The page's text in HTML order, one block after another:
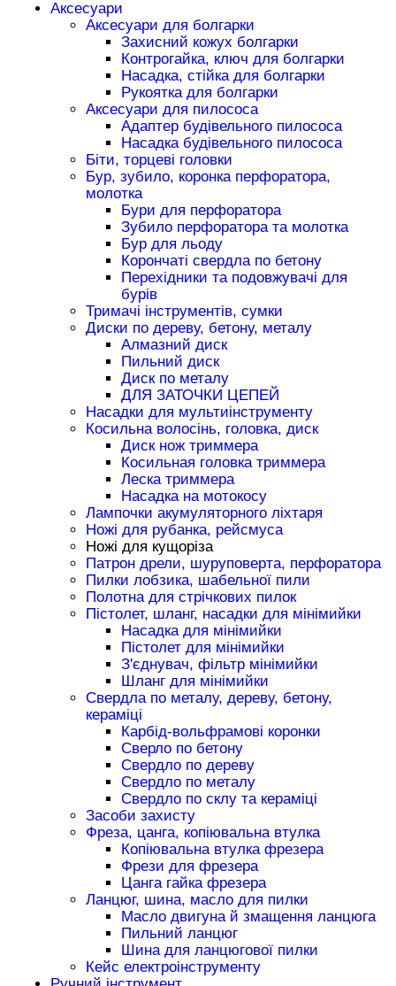
Аксесуари
Аксесуари для болгарки
Захисний кожух болгарки
Контрогайка, ключ для болгарки
Насадка, стійка для болгарки
Рукоятка для болгарки
Аксесуари для пилососа
Адаптер будівельного пилососа
Насадка будівельного пилососа
Біти, торцеві головки
Бур, зубило, коронка перфоратора,
молотка
Бури для перфоратора
Зубило перфоратора та молотка
Бур для льоду
Корончаті свердла по бетону
Перехідники та подовжувачі для
бурів
Тримачі інструментів, сумки
Диски по дереву, бетону, металу
Алмазний диск
Пильний диск
Диск по металу
ДЛЯ ЗАТОЧКИ ЦЕПЕЙ
Насадки для мультиінструменту
Косильна волосінь, головка, диск
Диск нож триммера
Косильная головка триммера
Леска триммера
Насадка на мотокосу
Лампочки акумуляторного ліхтаря
Ножі для рубанка, рейсмуса
Ножі для кущоріза
Патрон дрели, шуруповерта, перфоратора
Пилки лобзика, шабельної пили
Полотна для стрічкових пилок
Пістолет, шланг, насадки для мінімийки
Насадка для мінімийки
Пістолет для мінімийки
З'єднувач, фільтр мінімийки
Шланг для мінімийки
Свердла по металу, дереву, бетону,
кераміці
Карбід-вольфрамові коронки
Сверло по бетону
Свердло по дереву
Свердло по металу
Свердло по склу та кераміці
Засоби захисту
Фреза, цанга, копіювальна втулка
Копіювальна втулка фрезера
Фрези для фрезера
Цанга гайка фрезера
Ланцюг, шина, масло для пилки
Масло двигуна й змащення ланцюга
Пильний ланцюг
Шина для ланцюгової пилки
Кейс електроінструменту